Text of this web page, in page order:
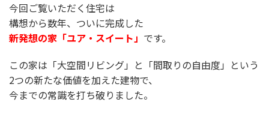
今回ご覧いただく住宅は
構想から数年、ついに完成した
新発想の家「ユア・スイート」 です。
この家は「大空間リビング」と「間取りの自由度」という
2つの新たな価値を加えた建物で、
今までの常識を打ち破りました。